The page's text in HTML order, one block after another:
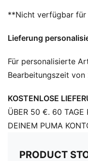
**Nicht verfügbar für
Lieferung
Für personalisierte
Bearbeitungszeit
KOSTENLOSE
ÜBER 50 €. 60 TAGE
DEINEM PUMA
PRODUCT